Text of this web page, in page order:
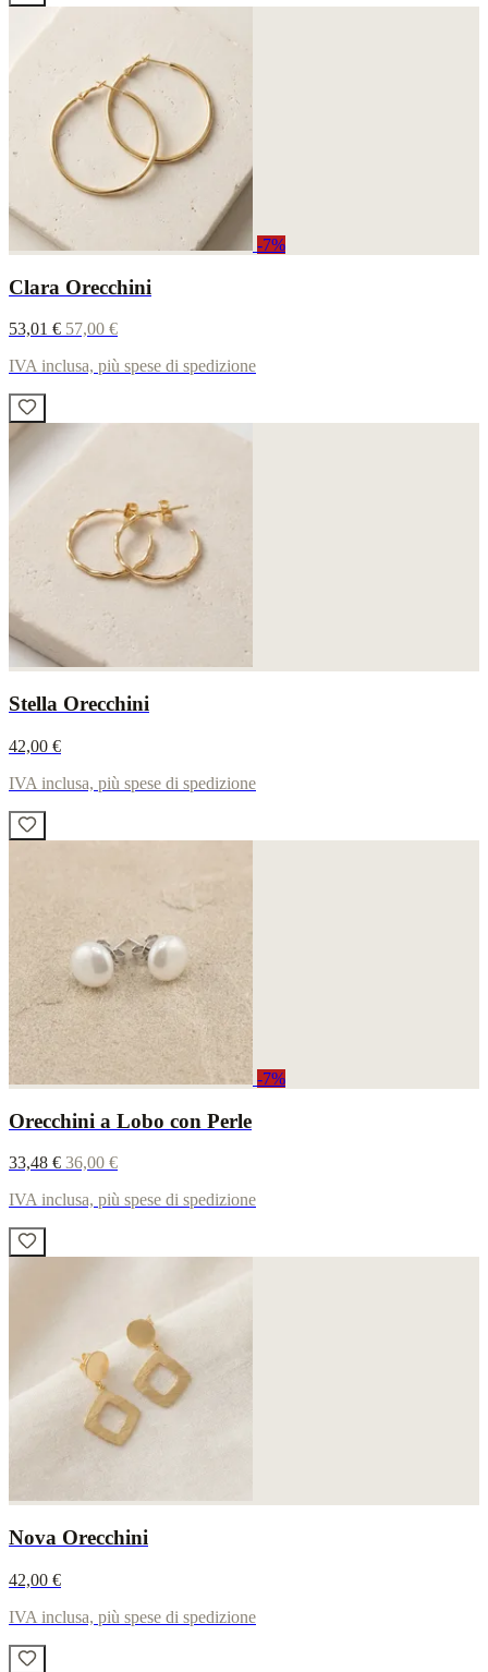
-7%
Clara Orecchini
53,01 € 57,00 €
IVA inclusa, più spese di spedizione
Stella Orecchini
42,00 €
IVA inclusa, più spese di spedizione
-7%
Orecchini a Lobo con Perle
33,48 € 36,00 €
IVA inclusa, più spese di spedizione
Nova Orecchini
42,00 €
IVA inclusa, più spese di spedizione